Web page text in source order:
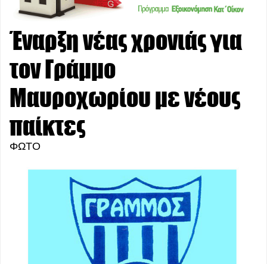
Έναρξη νέας χρονιάς για
τον Γράμμο
Μαυροχωρίου με νέους
παίκτες
ΦΩΤΟ